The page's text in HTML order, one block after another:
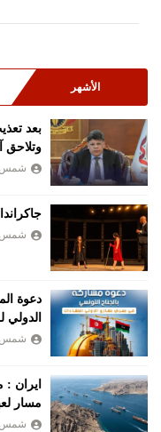
الأشهر
بعد
وتلاحق
شمس
شمس
دعوة
الدولي
شمس
ايران
مسار
شمس